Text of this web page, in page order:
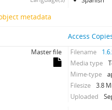
metadata
Access
Master file Filename
Media type
Mime-type
Filesize
3.8
Uploaded